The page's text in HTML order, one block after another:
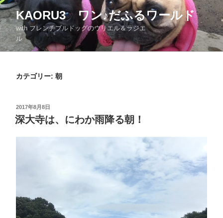
KAORU3 ワン♪だふるワールド
with フレンチブルドッグのウリエル＆ラジエ
ル
カテゴリー: 朝
2017年8月8日
深大寺は、にわか雨降る朝！